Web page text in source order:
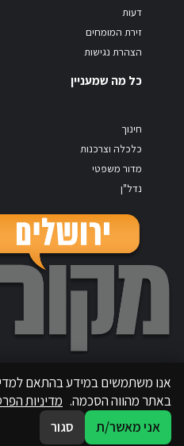
דעות
זירת המומחים
הצהרת נגישות
כל מה שמעניין
חינוך
כלכלה וצרכנות
מדור משפטי
נדל"ן
אנו משתמשים במידע בהתאם
באתר מהווה הסכמה. מדיניות
אני מאשר/ת
סגור